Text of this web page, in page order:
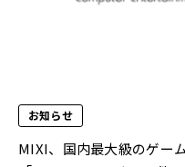
お知らせ
MIXI、国内最大級のゲー